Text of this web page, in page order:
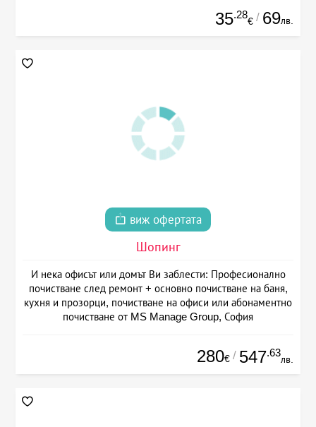
35.28
€ / 69лв.
виж офертата
Шопинг
И нека офисът или домът Ви заблести: Професионално
почистване след ремонт + основно почистване на баня,
кухня и прозорци, почистване на офиси или абонаментно
почистване от MS Manage Group, София
280€ / 547.63
лв.